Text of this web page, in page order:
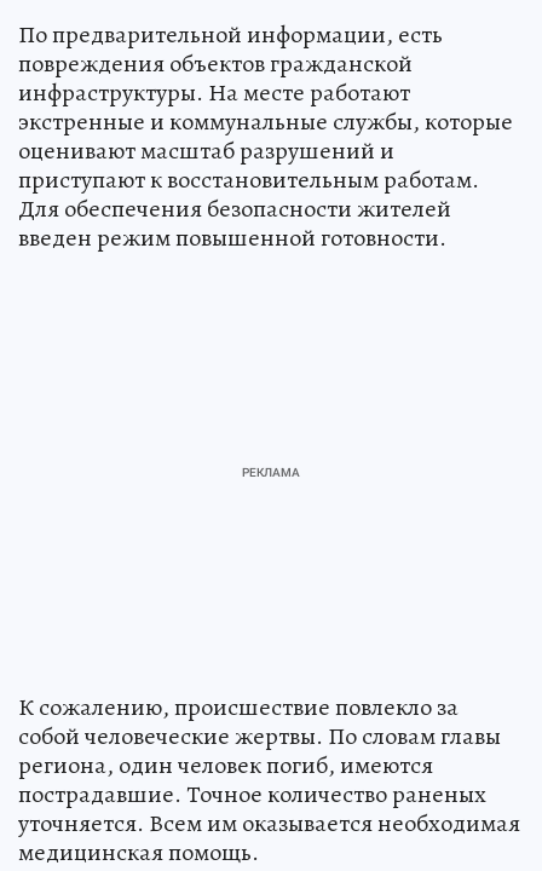
По предварительной информации, есть
повреждения объектов гражданской
инфраструктуры. На месте работают
экстренные и коммунальные службы, которые
оценивают масштаб разрушений и
приступают к восстановительным работам.
Для обеспечения безопасности жителей
введен режим повышенной готовности.
К сожалению, происшествие повлекло за
собой человеческие жертвы. По словам главы
региона, один человек погиб, имеются
пострадавшие. Точное количество раненых
уточняется. Всем им оказывается необходимая
медицинская помощь.